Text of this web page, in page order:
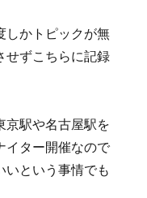
しかトピックが無
せずこちらに記録
京駅や名古屋駅を
イター開催なので
いという事情でも